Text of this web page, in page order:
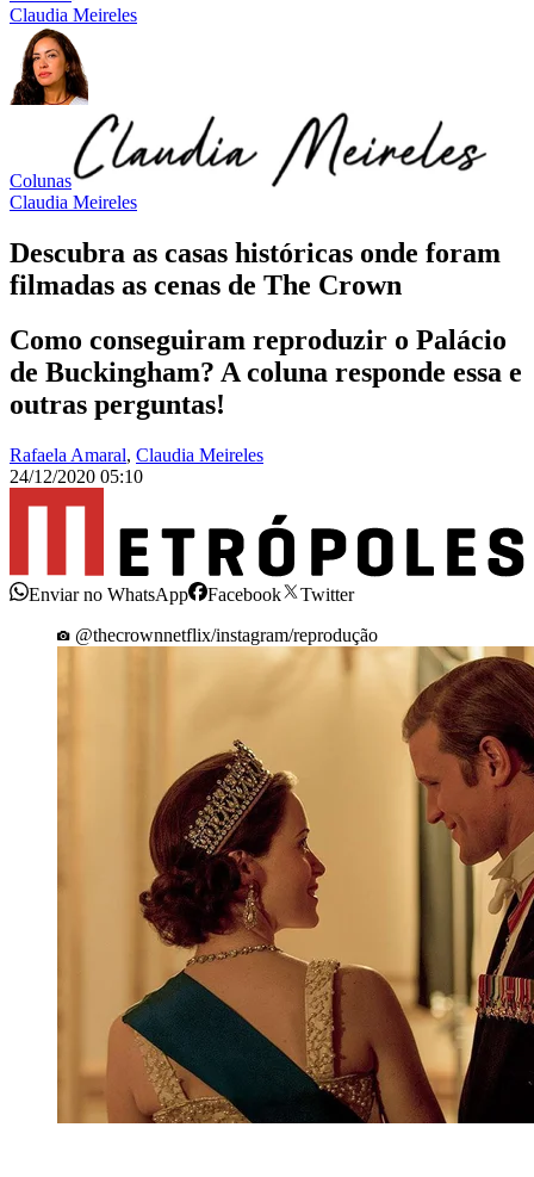
Claudia Meireles
Colunas
Claudia Meireles
Descubra as casas históricas onde foram
filmadas as cenas de The Crown
Como conseguiram reproduzir o Palácio
de Buckingham? A coluna responde essa e
outras perguntas!
Rafaela Amaral, Claudia Meireles
24/12/2020 05:10
Enviar no WhatsApp Facebook
Twitter
@thecrownnetflix/instagram/reprodução